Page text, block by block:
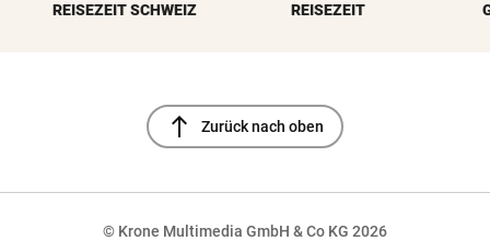
REISEZEIT SCHWEIZ REISEZEIT
north Zurück nach oben
© Krone Multimedia GmbH & Co KG 2026